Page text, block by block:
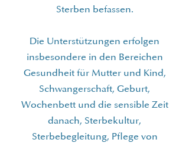
Sterben befassen.
Die Unterstützungen erfolgen
insbesondere in den Bereichen
Gesundheit für Mutter und Kind,
Schwangerschaft, Geburt,
Wochenbett und die sensible Zeit
danach, Sterbekultur,
Sterbebegleitung, Pflege von